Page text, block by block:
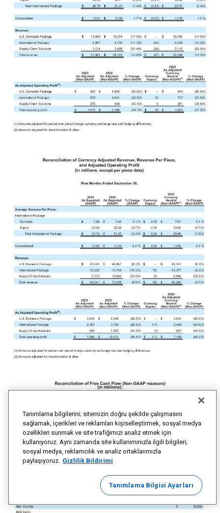
Tanımlama bilgilerini; sitemizin doğru şekilde çalışmasını
sağlamak, içerikleri ve reklamları kişiselleştirmek, sosyal medya
özellikleri sunmak ve site trafiğimizi analiz etmek için
kullanıyoruz. Aynı zamanda site kullanımınızla ilgili bilgileri;
sosyal medya, reklamcılık ve analiz ortaklarımızla
paylaşıyoruz. Gizlilik Bildirimi
Tanımlama Bilgisi Ayarları